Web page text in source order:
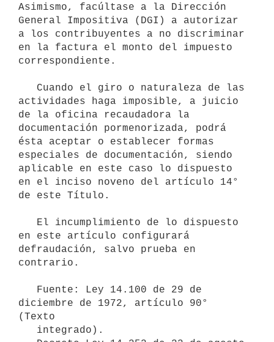
Asimismo, facúltase a la Dirección
General Impositiva (DGI) a autorizar
a los contribuyentes a no discriminar
en la factura el monto del impuesto
correspondiente.
actividades haga imposible, a juicio
de la oficina recaudadora la
documentación pormenorizada, podrá
ésta aceptar o establecer formas
especiales de documentación, siendo
aplicable en este caso lo dispuesto
en el inciso noveno del artículo 14°
de este Título.
en este artículo configurará
defraudación, salvo prueba en
contrario.
diciembre de 1972, artículo 90°
(Texto